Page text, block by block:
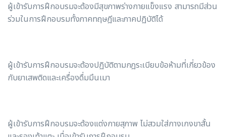
ผู้เข้ารับการฝึกอบรมจะต้องมีสุขภาพร่างกายแข็งแรง สามารถมีส่วน
ร่วมในการฝึกอบรมทั้งภาคทฤษฎีและภาคปฏิบัติได้
ผู้เข้ารับการฝึกอบรมจะต้องปฏิบัติตามกฎระเบียบข้อห้ามที่เกี่ยวข้อง
กับยาเสพติดและเครื่องดื่มมึนเมา
ผู้เข้ารับการฝึกอบรมจะต้องแต่งกายสุภาพ ไม่สวมใส่กางเกงขาสั้น